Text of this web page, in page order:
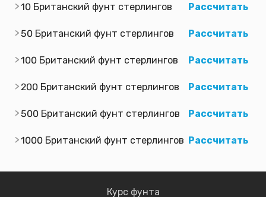
10 Британский фунт стерлингов Рассчитать
50 Британский фунт стерлингов Рассчитать
100 Британский фунт стерлингов Рассчитать
200 Британский фунт стерлингов Рассчитать
500 Британский фунт стерлингов Рассчитать
1000 Британский фунт стерлингов Рассчитать
Курс фунта